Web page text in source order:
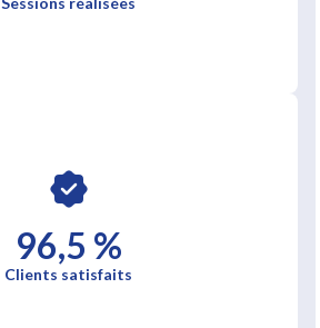
96,5 %
Clients satisfaits